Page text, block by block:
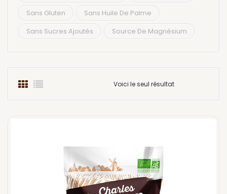
Sans Gluten
Sans Huile De Palme
Sans Sucres Ajoutés
Source De Magnésium
Voici le seul résultat